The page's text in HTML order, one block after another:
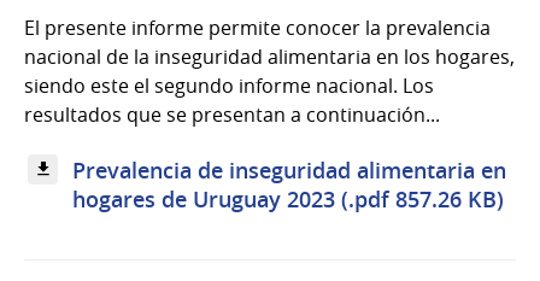
El presente informe permite conocer la prevalencia
nacional de la inseguridad alimentaria en los hogares,
siendo este el segundo informe nacional. Los
resultados que se presentan a continuación...
Prevalencia de inseguridad alimentaria en
hogares de Uruguay 2023 (.pdf 857.26 KB)